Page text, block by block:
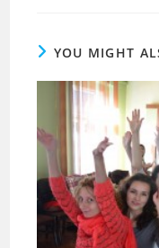
YOU MIGHT